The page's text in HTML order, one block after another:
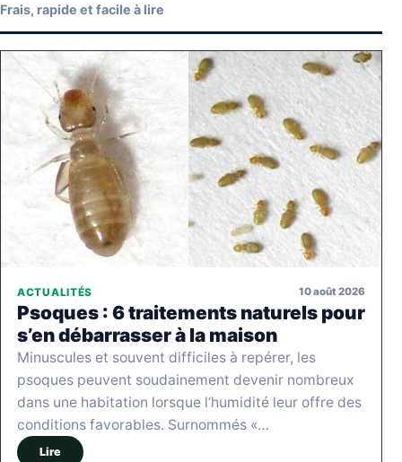
Frais, rapide et facile à lire
ACTUALITÉS 10 août 2026
Psoques : 6 traitements naturels pour
s’en débarrasser à la maison
Minuscules et souvent difficiles à repérer, les
psoques peuvent soudainement devenir nombreux
dans une habitation lorsque l’humidité leur offre des
conditions favorables. Surnommés «…
Lire